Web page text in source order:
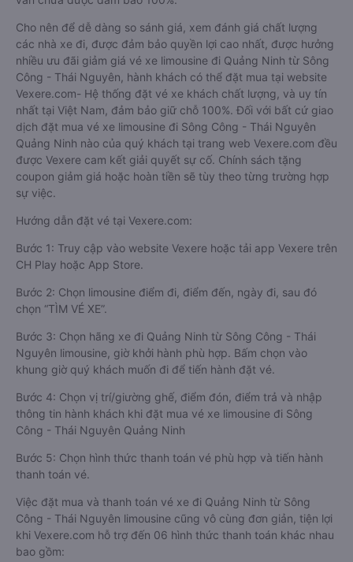
Cho nên để dễ dàng so sánh giá, xem đánh giá chất lượng
các nhà xe đi, được đảm bảo quyền lợi cao nhất, được hưởng
nhiều ưu đãi giảm giá vé xe limousine đi Quảng Ninh từ Sông
Công - Thái Nguyên, hành khách có thể đặt mua tại website
Vexere.com- Hệ thống đặt vé xe khách chất lượng, và uy tín
nhất tại Việt Nam, đảm bảo giữ chỗ 100%. Đối với bất cứ giao
dịch đặt mua vé xe limousine đi Sông Công - Thái Nguyên
Quảng Ninh nào của quý khách tại trang web Vexere.com đều
được Vexere cam kết giải quyết sự cố. Chính sách tặng
coupon giảm giá hoặc hoàn tiền sẽ tùy theo từng trường hợp
sự việc.
Hướng dẫn đặt vé tại Vexere.com:
Bước 1: Truy cập vào website Vexere hoặc tải app Vexere trên
CH Play hoặc App Store.
Bước 2: Chọn limousine điểm đi, điểm đến, ngày đi, sau đó
chọn “TÌM VÉ XE”.
Bước 3: Chọn hãng xe đi Quảng Ninh từ Sông Công - Thái
Nguyên limousine, giờ khởi hành phù hợp. Bấm chọn vào
khung giờ quý khách muốn đi để tiến hành đặt vé.
Bước 4: Chọn vị trí/giường ghế, điểm đón, điểm trả và nhập
thông tin hành khách khi đặt mua vé xe limousine đi Sông
Công - Thái Nguyên Quảng Ninh
Bước 5: Chọn hình thức thanh toán vé phù hợp và tiến hành
thanh toán vé.
Việc đặt mua và thanh toán vé xe đi Quảng Ninh từ Sông
Công - Thái Nguyên limousine cũng vô cùng đơn giản, tiện lợi
khi Vexere.com hỗ trợ đến 06 hình thức thanh toán khác nhau
bao gồm: